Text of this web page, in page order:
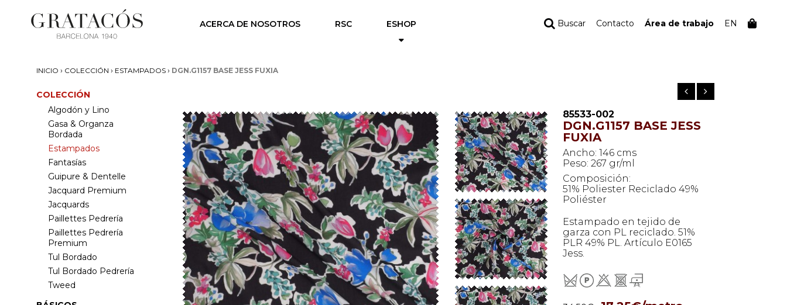
ACERCA DE NOSOTROS RSC ESHOP Buscar Contacto Área de trabajo EN
INICIO › COLECCIÓN › ESTAMPADOS › DGN.G1157 BASE JESS FUXIA
COLECCIÓN
Algodón y Lino
Gasa & Organza
Bordada
Estampados
Fantasías
Guipure & Dentelle
Jacquard Premium
Jacquards
Paillettes Pedrería
Paillettes Pedrería
Premium
Tul Bordado
Tul Bordado Pedrería
Tweed
85533-002
DGN.G1157 BASE JESS
FUXIA
Ancho: 146 cms
Peso: 267 gr/ml
Composición:
51% Poliester Reciclado 49%
Poliéster
Estampado en tejido de
garza con PL reciclado. 51%
PLR 49% PL. Artículo E0165
Jess.